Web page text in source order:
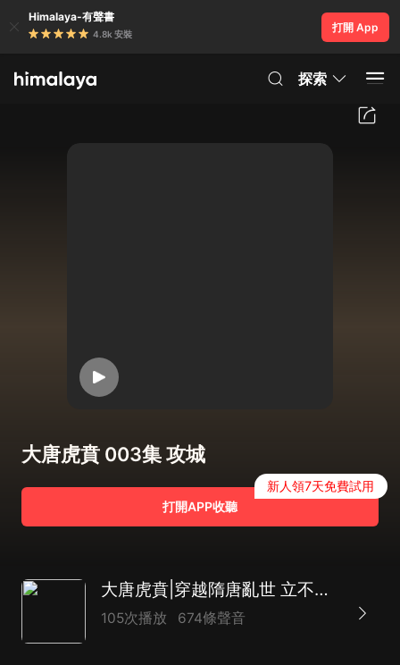
Himalaya-有聲書
4.8k 安裝
打開 App
探索
大唐虎賁 003集 攻城
打開APP收聽
新人領7天免費試用
大唐虎賁|穿越隋唐亂世 立不世之功|熱血機智|花茶大叔演播
105次播放 674條聲音